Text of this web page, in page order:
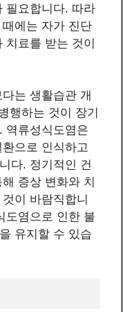
필요합니다. 따라
에는 자가 진단
치료를 받는 것이
는 생활습관 개
행하는 것이 장기
역류성식도염은
으로 인식하고
다. 정기적인 건
증상 변화와 치
이 바람직합니
도염으로 인한 불
유지할 수 있습